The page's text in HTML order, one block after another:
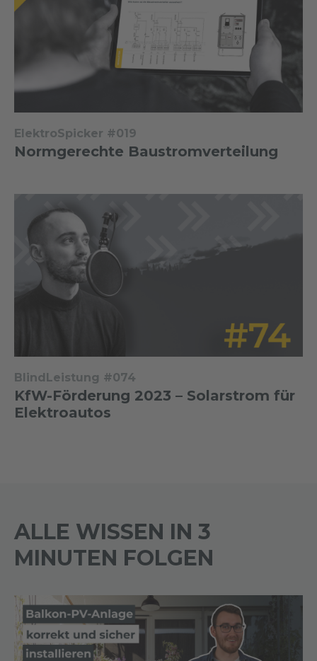
ElektroSpicker #019
Normgerechte Baustromverteilung
BlindLeistung #074
KfW-Förderung 2023 – Solarstrom für
Elektroautos
ALLE WISSEN IN 3
MINUTEN FOLGEN